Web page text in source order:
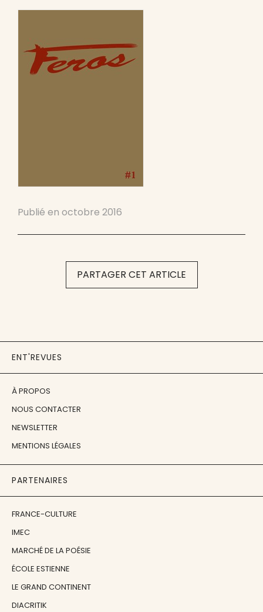
Publié en octobre 2016
PARTAGER CET ARTICLE
ENT'REVUES
À PROPOS
NOUS CONTACTER
NEWSLETTER
MENTIONS LÉGALES
PARTENAIRES
FRANCE-CULTURE
IMEC
MARCHÉ DE LA POÉSIE
ÉCOLE ESTIENNE
LE GRAND CONTINENT
DIACRITIK